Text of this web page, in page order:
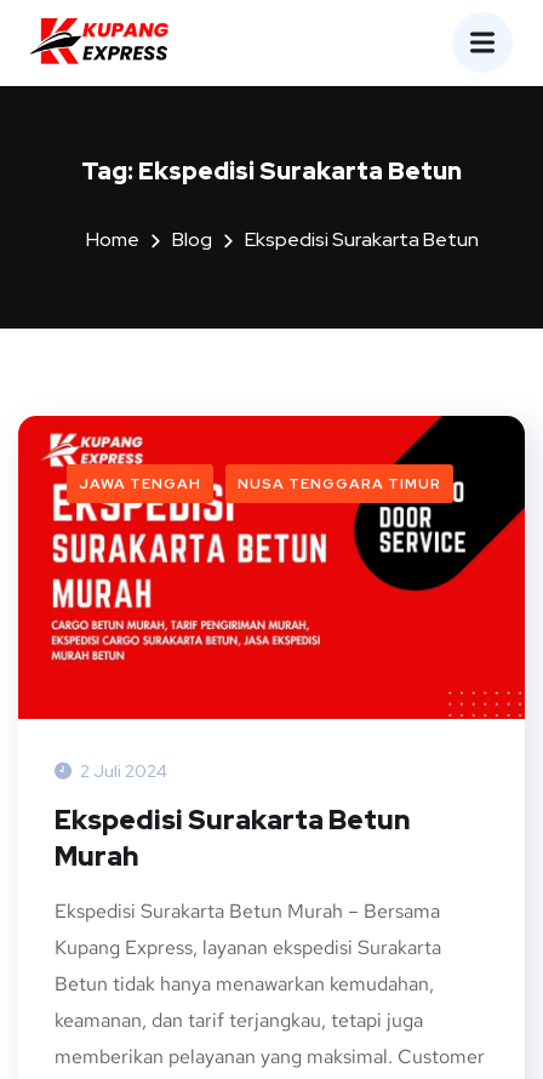
Tag: Ekspedisi Surakarta Betun
Home Blog Ekspedisi Surakarta Betun
JAWA TENGAH NUSA TENGGARA TIMUR
2 Juli 2024
Ekspedisi Surakarta Betun
Murah
Ekspedisi Surakarta Betun Murah – Bersama
Kupang Express, layanan ekspedisi Surakarta
Betun tidak hanya menawarkan kemudahan,
keamanan, dan tarif terjangkau, tetapi juga
memberikan pelayanan yang maksimal. Customer